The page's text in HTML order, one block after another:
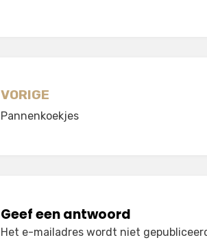
Berichtnavigatie
VORIGE
Pannenkoekjes
Geef een antwoord
Het e-mailadres wordt niet